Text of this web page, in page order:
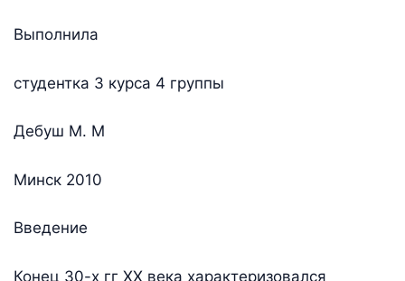
Выполнила
студентка 3 курса 4 группы
Дебуш М. М
Минск 2010
Введение
Конец 30-х гг ХХ века характеризовался